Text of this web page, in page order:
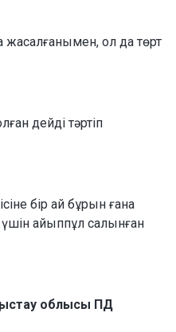
жасалғанымен, ол да төрт
дейді тәртіп
бір ай бұрын ғана
үшін айыппұл салынған
облысы ПД